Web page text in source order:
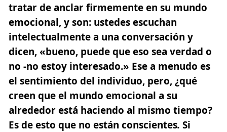
tratar de anclar firmemente en su mundo
emocional, y son: ustedes escuchan
intelectualmente a una conversación y
dicen, «bueno, puede que eso sea verdad o
no -no estoy interesado.» Ese a menudo es
el sentimiento del individuo, pero, ¿qué
creen que el mundo emocional a su
alrededor está haciendo al mismo tiempo?
Es de esto que no están conscientes. Si